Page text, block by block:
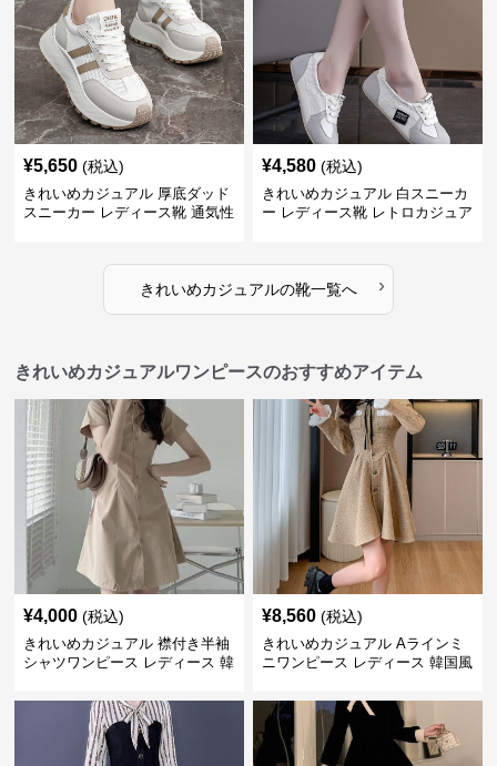
¥5,650 (税込)
きれいめカジュアル 厚底ダッド
スニーカー レディース靴 通気性
¥4,580 (税込)
きれいめカジュアル 白スニーカ
ー レディース靴 レトロカジュア
きれいめカジュアルの靴一覧へ ›
きれいめカジュアルワンピースのおすすめアイテム
¥4,000 (税込)
きれいめカジュアル 襟付き半袖
シャツワンピース レディース 韓
ト ウエストマーク スタイルアッ
プ Aライン 小柄さん◎
¥8,560 (税込)
きれいめカジュアル Aラインミ
ニワンピース レディース 韓国風
上丈 春秋 ウエストマーク 上品
エレガント